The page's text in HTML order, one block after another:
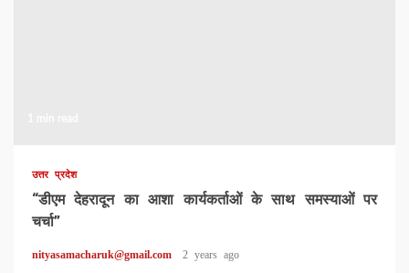
उत्तर प्रदेश
“डीएम देहरादून का आशा कार्यकर्ताओं के साथ समस्याओं पर
चर्चा”
nityasamacharuk@gmail.com 2 years ago